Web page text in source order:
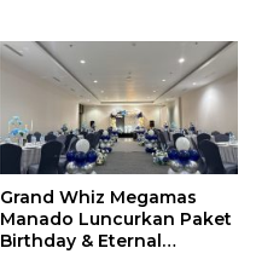
Grand Whiz Megamas
Manado Luncurkan Paket
Birthday & Eternal